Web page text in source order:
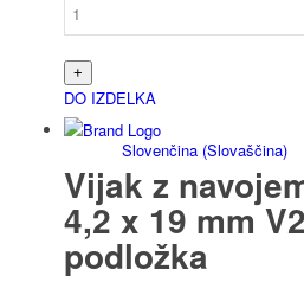
Slovenčina(Slovaščina)
DO IZDELKA
Vijak z
4,2 x 19 mm
podložka